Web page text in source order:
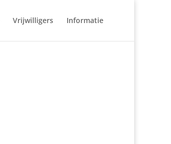
Vrijwilligers Informatie